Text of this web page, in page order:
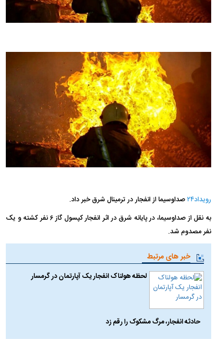
رویداد۲۴
صداوسیما از انفجار در ترمینال شرق خبر داد.
به نقل از صداوسیما، در پایانه شرق در اثر انفجار کپسول گاز ۶ نفر کشته و یک
نفر مصدوم شد.
خبر های مرتبط
لحظه هولناک انفجار یک آپارتمان در گرمسار
حادثه انفجار، مرگ مشکوک را رقم زد